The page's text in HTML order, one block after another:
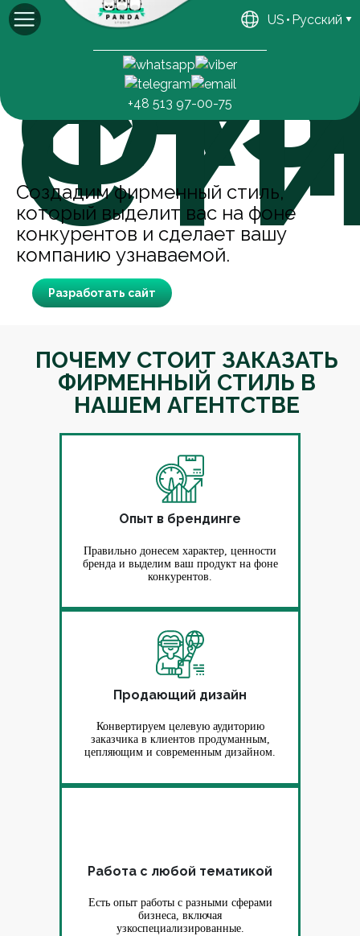
+48 513 97-00-75
US Русский
Создадим фирменный стиль,
который выделит вас на фоне
конкурентов и сделает вашу
компанию узнаваемой.
Разработать сайт
ПОЧЕМУ СТОИТ ЗАКАЗАТЬ
ФИРМЕННЫЙ СТИЛЬ В
НАШЕМ АГЕНТСТВЕ
Опыт в брендинге
Правильно донесем характер, ценности
бренда и выделим ваш продукт на фоне
конкурентов.
Продающий дизайн
Конвертируем целевую аудиторию
заказчика в клиентов продуманным,
цепляющим и современным дизайном.
Работа с любой тематикой
Есть опыт работы с разными сферами
бизнеса, включая
узкоспециализированные.